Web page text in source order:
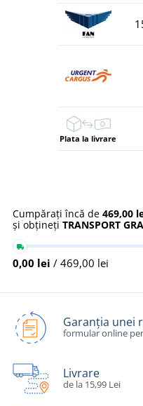
Plata la livrare
Cumpărați încă de 469,00
și obțineți TRANSPORT
0,00 lei / 469,00 lei
Garanția unei
formular online
Livrare
de la 15,99 Lei